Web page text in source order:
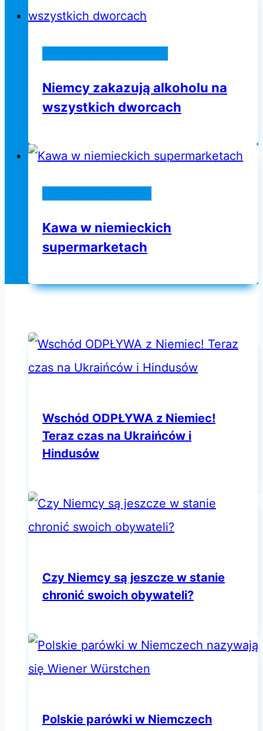
Niemcy zakazują alkoholu na
wszystkich dworcach
Kawa w niemieckich
supermarketach
Wschód ODPŁYWA z Niemiec!
Teraz czas na Ukraińców i
Hindusów
Czy Niemcy są jeszcze w stanie
chronić swoich obywateli?
Polskie parówki w Niemczech